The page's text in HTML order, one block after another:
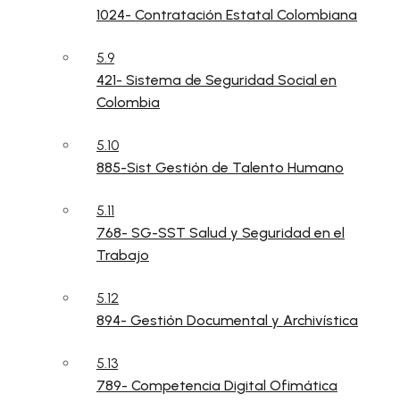
1024- Contratación Estatal Colombiana
5.9
421- Sistema de Seguridad Social en
Colombia
5.10
885-Sist Gestión de Talento Humano
5.11
768- SG-SST Salud y Seguridad en el
Trabajo
5.12
894- Gestión Documental y Archivística
5.13
789- Competencia Digital Ofimática